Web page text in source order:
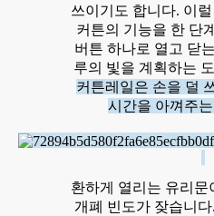
쓰이기도 합니다. 이
커튼의 기능을 한 단
버튼 하나로 열고 닫
루의 빛을 계획하는
커튼레일은 손을 덜
시간을 아껴주
환하게 열리는 유리문
개폐 빈도가 잦습니